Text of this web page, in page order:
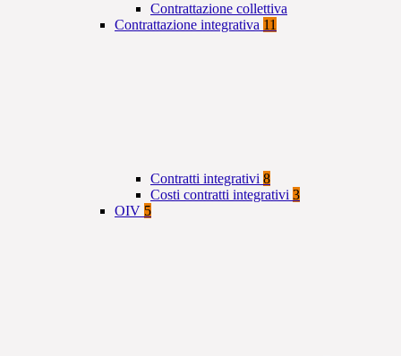
Contrattazione collettiva
Contrattazione integrativa 11
Contratti integrativi 8
Costi contratti integrativi 3
OIV 5